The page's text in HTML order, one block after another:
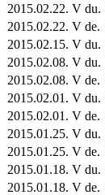
2015.02.22. V du.
2015.02.22. V de.
2015.02.15. V du.
2015.02.08. V du.
2015.02.08. V de.
2015.02.01. V du.
2015.02.01. V de.
2015.01.25. V du.
2015.01.25. V de.
2015.01.18. V du.
2015.01.18. V de.